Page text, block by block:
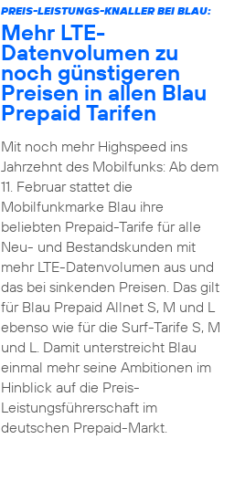
PREIS-LEISTUNGS-KNALLER BEI BLAU:
Mehr LTE-
Datenvolumen zu
noch günstigeren
Preisen in allen Blau
Prepaid Tarifen
Mit noch mehr Highspeed ins
Jahrzehnt des Mobilfunks: Ab dem
11. Februar stattet die
Mobilfunkmarke Blau ihre
beliebten Prepaid-Tarife für alle
Neu- und Bestandskunden mit
mehr LTE-Datenvolumen aus und
das bei sinkenden Preisen. Das gilt
für Blau Prepaid Allnet S, M und L
ebenso wie für die Surf-Tarife S, M
und L. Damit unterstreicht Blau
einmal mehr seine Ambitionen im
Hinblick auf die Preis-
Leistungsführerschaft im
deutschen Prepaid-Markt.